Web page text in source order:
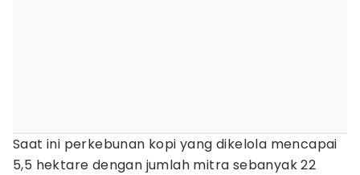
Saat ini perkebunan kopi yang dikelola mencapai
5,5 hektare dengan jumlah mitra sebanyak 22